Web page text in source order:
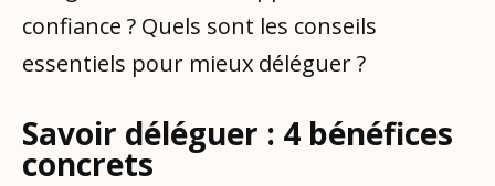
confiance ? Quels sont les conseils
essentiels pour mieux déléguer ?
Savoir déléguer : 4 bénéfices
concrets